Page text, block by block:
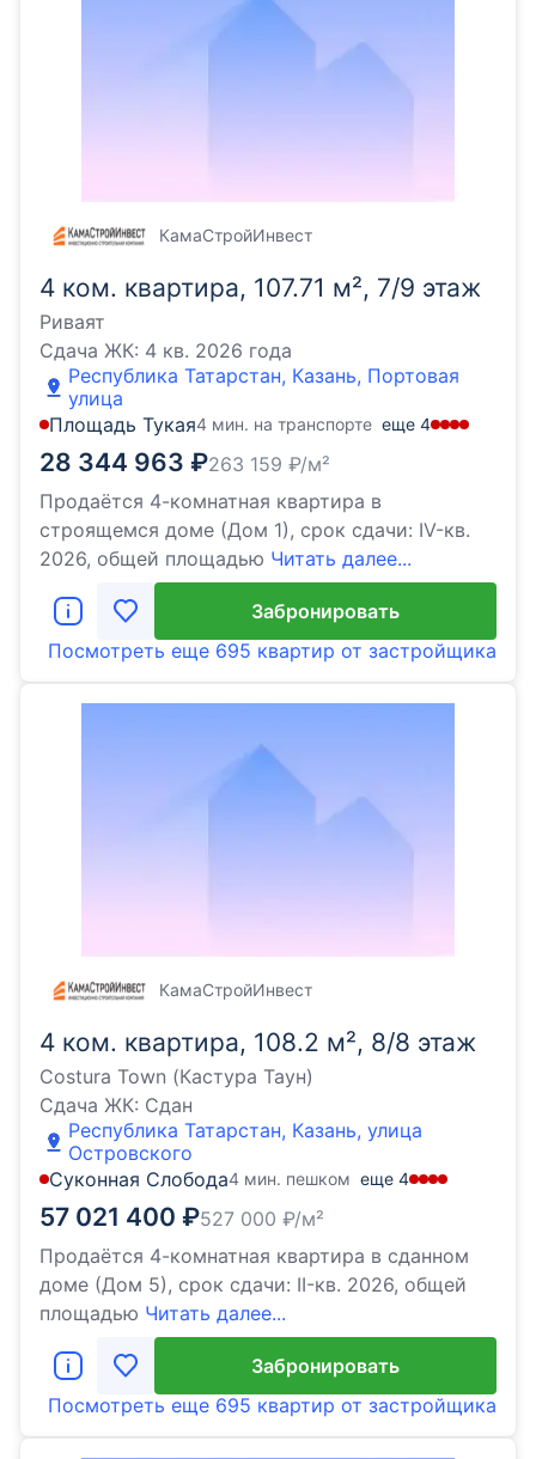
4 ком. квартира, 107.71 м², 7/9 этаж
Риваят
Сдача ЖК: 4 кв. 2026 года
Республика Татарстан, Казань, Портовая
улица
Площадь Тукая4 мин. на транспорте еще 4
28 344 963 ₽263 159 ₽/м²
Продаётся 4-комнатная квартира в
строящемся доме (Дом 1), срок сдачи: IV-кв.
2026, общей площадью Читать далее...
КамаСтройИнвест
Забронировать
Посмотреть еще 695 квартир от застройщика
4 ком. квартира, 108.2 м², 8/8 этаж
Costura Town (Кастура Таун)
Сдача ЖК: Сдан
Республика Татарстан, Казань, улица
Островского
Суконная Слобода4 мин. пешком еще 4
57 021 400 ₽527 000 ₽/м²
Продаётся 4-комнатная квартира в сданном
доме (Дом 5), срок сдачи: II-кв. 2026, общей
площадью Читать далее...
КамаСтройИнвест
Забронировать
Посмотреть еще 695 квартир от застройщика